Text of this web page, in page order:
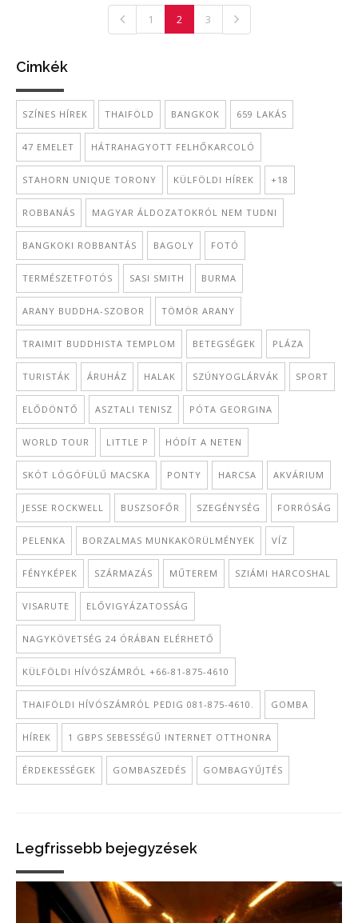
1 2 3
Cimkék
SZÍNES HÍREK THAIFÖLD BANGKOK 659 LAKÁS
47 EMELET HÁTRAHAGYOTT FELHŐKARCOLÓ
STAHORN UNIQUE TORONY KÜLFÖLDI HÍREK +18
ROBBANÁS MAGYAR ÁLDOZATOKRÓL NEM TUDNI
BANGKOKI ROBBANTÁS BAGOLY FOTÓ
TERMÉSZETFOTÓS SASI SMITH BURMA
ARANY BUDDHA-SZOBOR TÖMÖR ARANY
TRAIMIT BUDDHISTA TEMPLOM BETEGSÉGEK PLÁZA
TURISTÁK ÁRUHÁZ HALAK SZÚNYOGLÁRVÁK SPORT
ELŐDÖNTŐ ASZTALI TENISZ PÓTA GEORGINA
WORLD TOUR LITTLE P HÓDÍT A NETEN
SKÓT LÓGÓFÜLŰ MACSKA PONTY HARCSA AKVÁRIUM
JESSE ROCKWELL BUSZSOFŐR SZEGÉNYSÉG FORRÓSÁG
PELENKA BORZALMAS MUNKAKÖRÜLMÉNYEK VÍZ
FÉNYKÉPEK SZÁRMAZÁS MŰTEREM SZIÁMI HARCOSHAL
VISARUTE ELŐVIGYÁZATOSSÁG
NAGYKÖVETSÉG 24 ÓRÁBAN ELÉRHETŐ
KÜLFÖLDI HÍVÓSZÁMRÓL +66-81-875-4610
THAIFÖLDI HÍVÓSZÁMRÓL PEDIG 081-875-4610. GOMBA
HÍREK 1 GBPS SEBESSÉGŰ INTERNET OTTHONRA
ÉRDEKESSÉGEK GOMBASZEDÉS GOMBAGYŰJTÉS
Legfrissebb bejegyzések